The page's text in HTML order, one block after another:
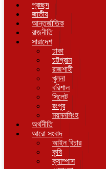
প্রচ্ছদ
জাতীয়
আন্তর্জাতিক
রাজনীতি
সারাদেশ
ঢাকা
চট্টগ্রাম
রাজশাহী
খুলনা
বরিশাল
সিলেট
রংপুর
ময়মনসিংহ
অর্থনীতি
আরো সংবাদ
আইন বিচার
কৃষি
ক্যাম্পাস